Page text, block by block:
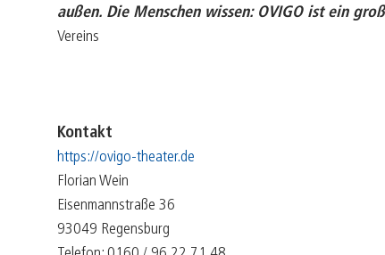
außen. Die Menschen wissen: OVIGO ist ein
Vereins
Kontakt
https://ovigo-theater.de
Florian Wein
Eisenmannstraße 36
93049 Regensburg